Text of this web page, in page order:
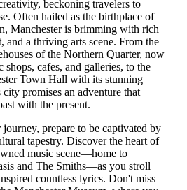
beckoning travelers to
Often hailed as the birthplace of
Manchester is brimming with rich
and a thriving arts scene. From the
of the Northern Quarter, now
shops, cafes, and galleries, to the
Town Hall with its stunning
promises an adventure that
with the present.
prepare to be captivated by
tapestry. Discover the heart of
music scene—home to
and The Smiths—as you stroll
countless lyrics. Don't miss